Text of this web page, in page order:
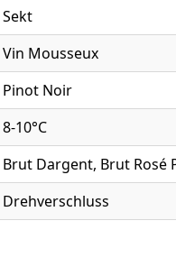
Sekt
Vin Mousseux
Pinot Noir
8-10°C
Brut Dargent, Brut Rosé
Drehverschluss